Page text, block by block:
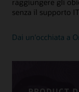
raggiungere gli
senza il supporto
Dai un'occhiata a